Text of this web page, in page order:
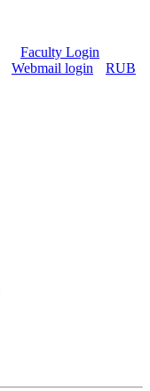
Faculty Login
Webmail login
RUB